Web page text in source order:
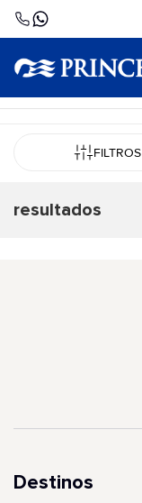
FILTROS
resultados
Destinos